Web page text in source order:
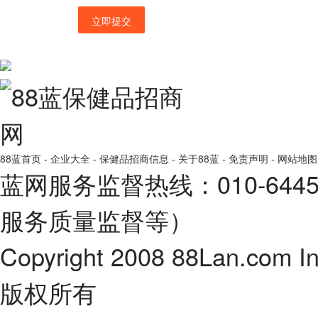
立即提交
88蓝首页 - 企业大全 - 保健品招商信息 - 关于88蓝 - 免责声明 - 网站地图
蓝网服务监督热线：010-
服务质量监督等）
Copyright 2008 88Lan.com
版权所有